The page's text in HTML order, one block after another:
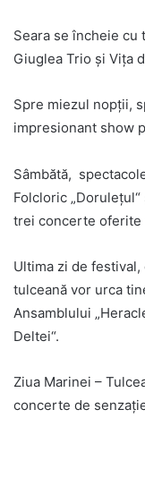
Seara se încheie
Giuglea Trio și Vița
Spre miezul nopții,
impresionant show
Sâmbătă,
Folcloric
trei concerte oferite
Ultima zi de festival,
tulceană vor urca
Ansamblului
Deltei“.
Ziua Marinei –
concerte de